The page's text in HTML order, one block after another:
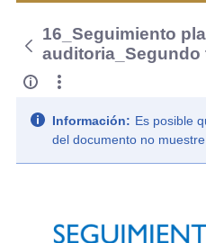
16_Seguimiento
auditoria_Segundo
Información: Es posible
del documento no